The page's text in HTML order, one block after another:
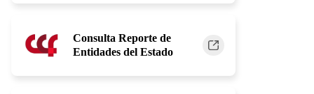
Consulta Reporte de
Entidades del Estado